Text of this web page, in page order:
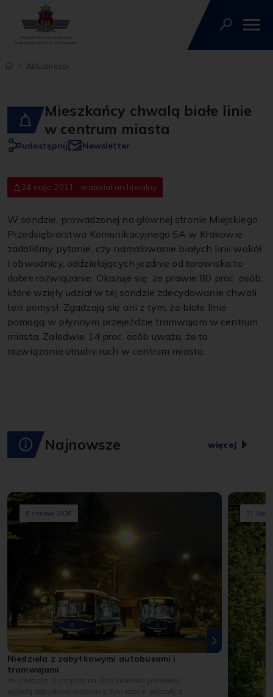
Aktualności
Mieszkańcy chwalą białe linie
w centrum miasta
udostępnij Newsletter
24 maja 2011 - materiał archiwalny
W sondzie, prowadzonej na głównej stronie Miejskiego
Przedsiębiorstwa Komunikacyjnego SA w Krakowie
zadaliśmy pytanie, czy namalowanie białych linii wokół
I obwodnicy, oddzielających jezdnie od torowiska to
dobre rozwiązanie. Okazuje się, że prawie 80 proc. osób,
które wzięły udział w tej sondzie zdecydowanie chwali
ten pomysł. Zgadzają się oni z tym, że białe linie
pomogą w płynnym przejeździe tramwajom w centrum
miasta. Zaledwie 14 proc. osób uważa, że to
rozwiązanie utrudni ruch w centrum miasta.
Najnowsze więcej
6 sierpnia 2026
Niedziela z zabytkowymi autobusami i
tramwajami
W niedzielę, 9 sierpnia na ulice Krakowa ponownie
wyjadą zabytkowe autobusy. Tym razem pojazdy z
31 lipca